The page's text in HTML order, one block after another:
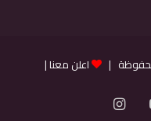
اعلن معنا |
يوتيوبانستقرام